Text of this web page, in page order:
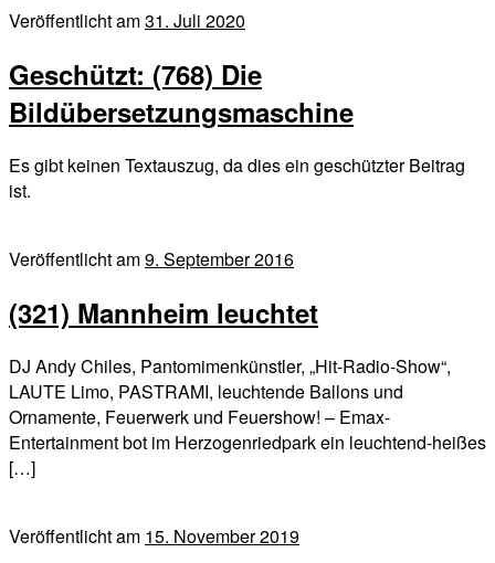
Veröffentlicht am31. Juli 2020
Geschützt: (768) Die
Bildübersetzungsmaschine
Es gibt keinen Textauszug, da dies ein geschützter Beitrag
ist.
Veröffentlicht am9. September 2016
(321) Mannheim leuchtet
DJ Andy Chiles, Pantomimenkünstler, „Hit-Radio-Show“,
LAUTE Limo, PASTRAMI, leuchtende Ballons und
Ornamente, Feuerwerk und Feuershow! – Emax-
Entertainment bot im Herzogenriedpark ein leuchtend-heißes
[…]
Veröffentlicht am 15. November 2019